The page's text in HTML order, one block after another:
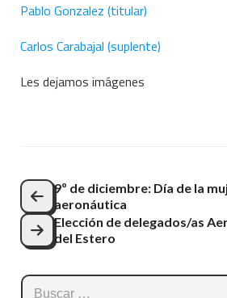
Pablo Gonzalez (titular)
Carlos Carabajal (suplente)
Les dejamos imágenes
Navegación
de
entradas
9º de diciembre: Día de la
aeronáutica
Elección de delegados/as
del Estero
Buscar: